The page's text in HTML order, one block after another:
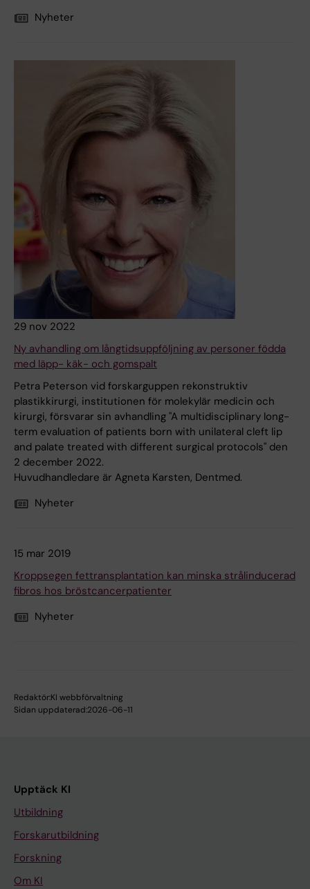
Nyheter
29 nov 2022
Ny avhandling om långtidsuppföljning av personer födda
med läpp- käk- och gomspalt
Petra Peterson vid forskarguppen rekonstruktiv
plastikkirurgi, institutionen för molekylär medicin och
kirurgi, försvarar sin avhandling "A multidisciplinary long-
term evaluation of patients born with unilateral cleft lip
and palate treated with different surgical protocols" den
2 december 2022.
Huvudhandledare är Agneta Karsten, Dentmed.
Nyheter
15 mar 2019
Kroppsegen fettransplantation kan minska strålinducerad
fibros hos bröstcancerpatienter
Nyheter
Redaktör:KI webbförvaltning
Sidan uppdaterad:2026-06-11
Upptäck KI
Utbildning
Forskarutbildning
Forskning
Om KI